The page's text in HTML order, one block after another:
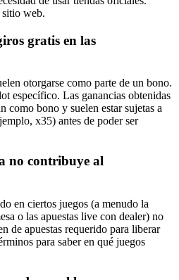
web.
gratis en las
otorgarse como parte de un bono.
específico. Las ganancias obtenidas
como bono y suelen estar sujetas a
x35) antes de poder ser
no contribuye al
en ciertos juegos (a menudo la
o las apuestas live con dealer) no
de apuestas requerido para liberar
para saber en qué juegos